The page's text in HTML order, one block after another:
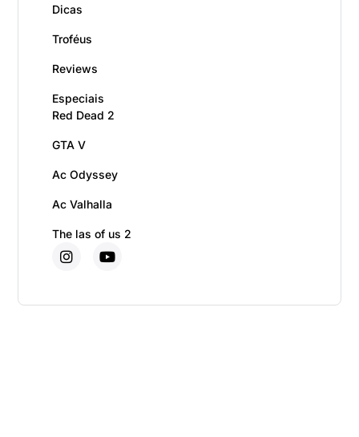
Dicas
Troféus
Reviews
Especiais
Red Dead 2
GTA V
Ac Odyssey
Ac Valhalla
The las of us 2